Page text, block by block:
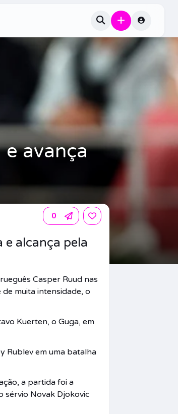
avança
0
e alcança pela
Casper Ruud nas
muita intensidade, o
Kuerten, o Guga, em
Rublev em uma batalha
a partida foi a
sérvio Novak Djokovic